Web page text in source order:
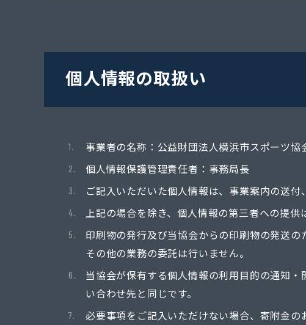
個人情報の取扱い
事業者の名称：公益財団法人横浜市スポーツ協
個人情報保護管理責任者：事務局長
ご記入いただいた個人情報は、事業案内の送付
上記の場合を除き、個人情報の第三者への提供
印刷物の発行及び当協会からの印刷物の発送
その他の業務の委託は行いません。
当協会が保有する個人情報の利用目的の通知
い合わせ先と同じです。
必要事項をご記入いただけない場合、寄附金の